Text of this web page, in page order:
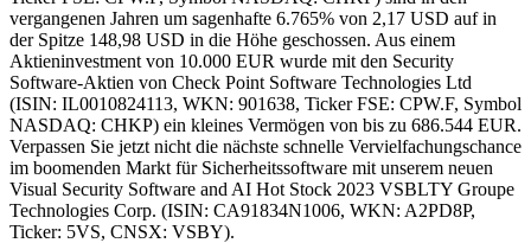
vergangenen Jahren um sagenhafte 6.765% von 2,17 USD auf in
der Spitze 148,98 USD in die Höhe geschossen. Aus einem
Aktieninvestment von 10.000 EUR wurde mit den Security
Software-Aktien von Check Point Software Technologies Ltd
(ISIN: IL0010824113, WKN: 901638, Ticker FSE: CPW.F, Symbol
NASDAQ: CHKP) ein kleines Vermögen von bis zu 686.544 EUR.
Verpassen Sie jetzt nicht die nächste schnelle Vervielfachungschance
im boomenden Markt für Sicherheitssoftware mit unserem neuen
Visual Security Software and AI Hot Stock 2023 VSBLTY Groupe
Technologies Corp. (ISIN: CA91834N1006, WKN: A2PD8P,
Ticker: 5VS, CNSX: VSBY).